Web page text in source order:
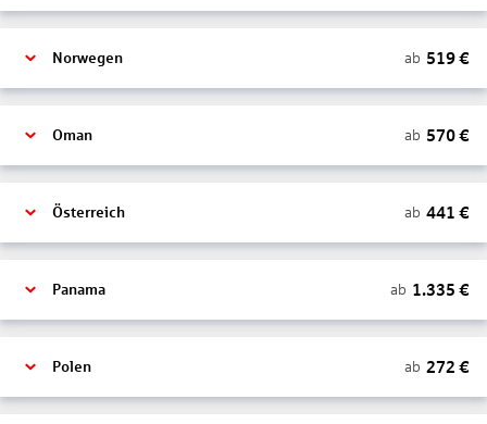
Norwegen ab 519€
Oman ab 570€
Österreich ab 441 €
Panama ab 1.335 €
Polen ab 272 €